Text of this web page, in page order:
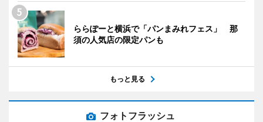
ららぽーと横浜で「パンまみれフェス」 那
須の人気店の限定パンも
もっと見る
フォトフラッシュ